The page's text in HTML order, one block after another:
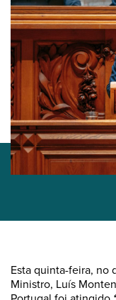
Esta quinta-feira, no
Ministro, Luís